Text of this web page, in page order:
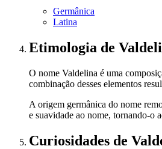
Germânica
Latina
Etimologia de
O nome Valdelina é uma
combinação desses elementos
A origem germânica do nome
e suavidade ao nome, tornando-o
Curiosidades de